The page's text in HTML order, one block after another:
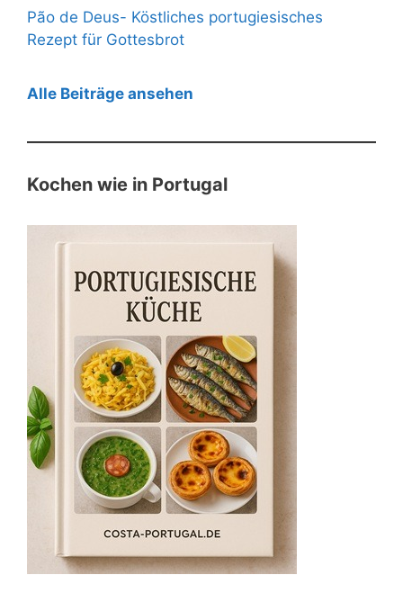
Pão de Deus- Köstliches portugiesisches
Rezept für Gottesbrot
Alle Beiträge ansehen
Kochen wie in Portugal